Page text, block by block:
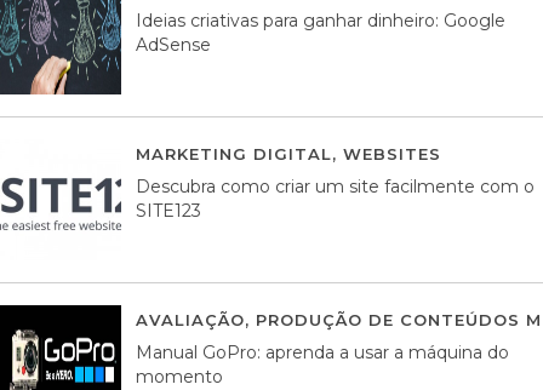
Ideias criativas para ganhar dinheiro: Google
AdSense
MARKETING DIGITAL, WEBSITES
Descubra como criar um site facilmente com o
SITE123
AVALIAÇÃO, PRODUÇÃO DE CONTEÚDOS
Manual GoPro: aprenda a usar a máquina do
momento